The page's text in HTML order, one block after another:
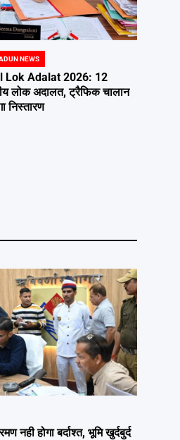
NEWS
Lok Adalat 2026: 12
लोक अदालत, ट्रैफिक चालान
निस्तारण
नही होगा बर्दाश्त, भूमि खुर्दबुर्द